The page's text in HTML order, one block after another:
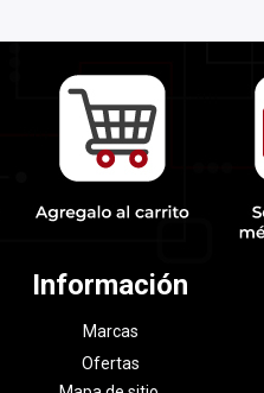
Información
Marcas
Ofertas